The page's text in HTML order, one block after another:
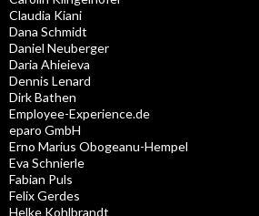
Claudia Kiani
Dana Schmidt
Daniel Neuberger
Daria Ahieieva
Dennis Lenard
Dirk Bathen
Employee-Experience.de
eparo GmbH
Erno Marius Obogeanu-Hempel
Eva Schnierle
Fabian Puls
Felix Gerdes
Helke Kohlbrandt